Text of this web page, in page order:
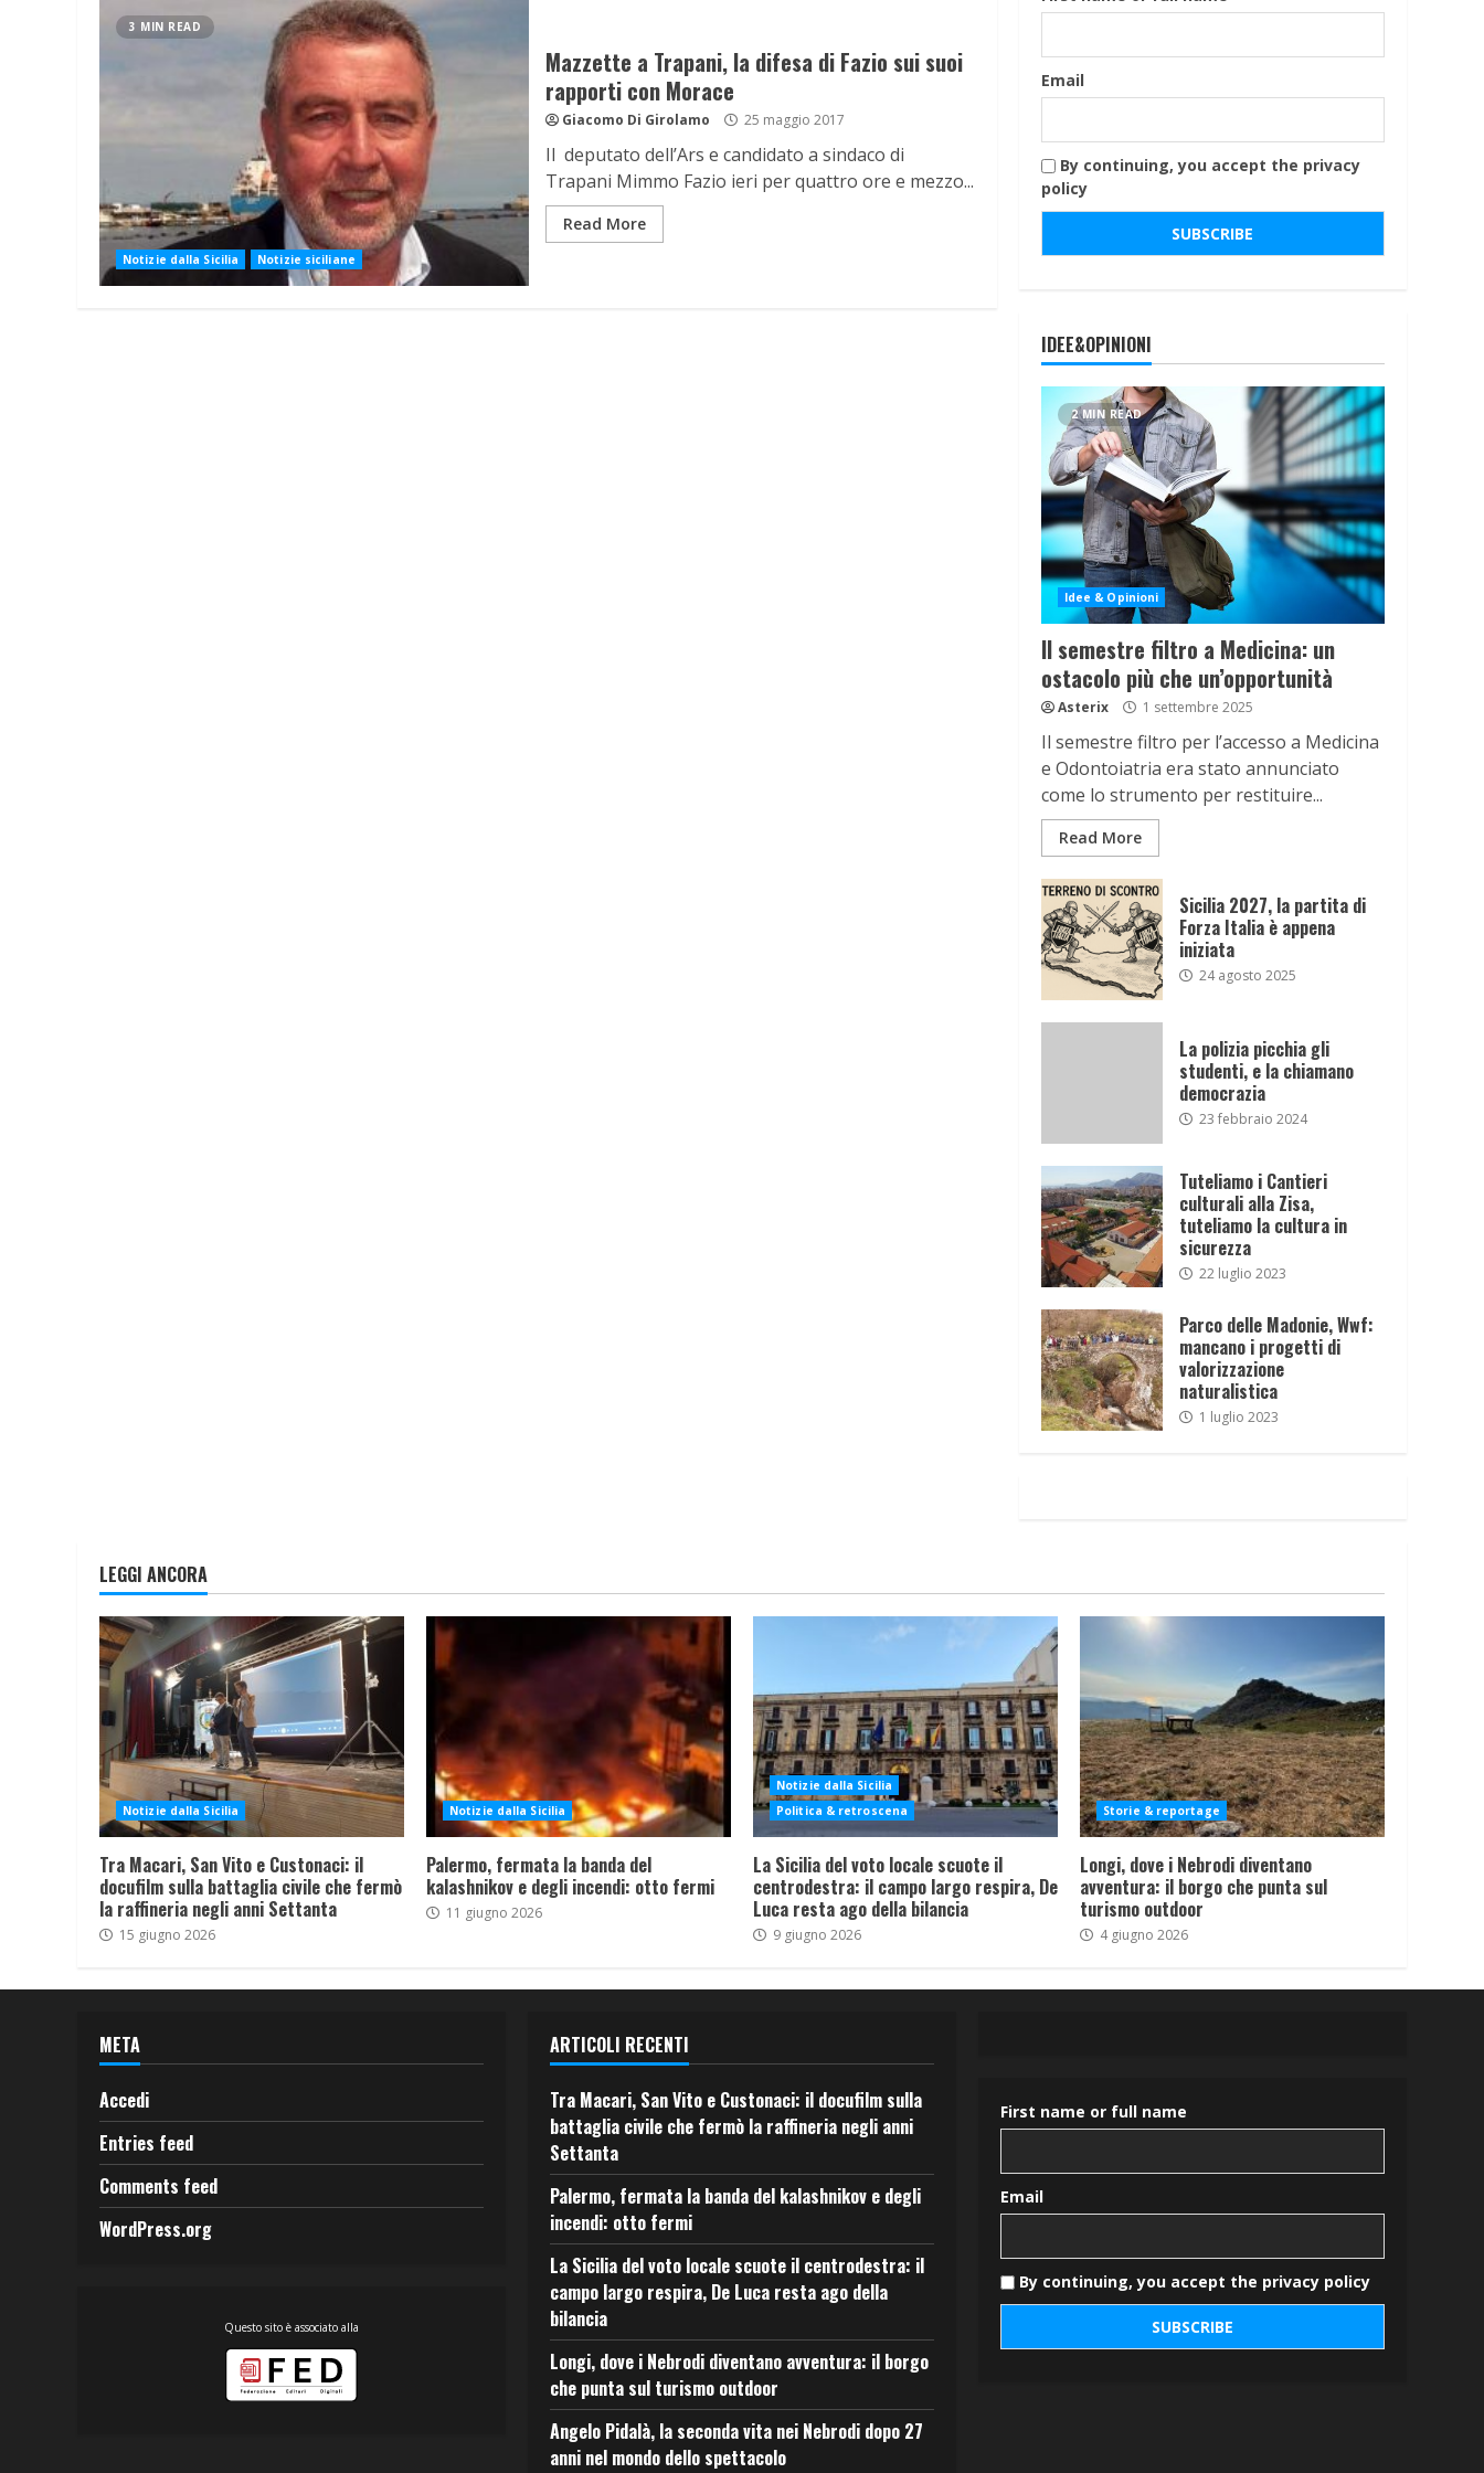
3 MIN READ
Notizie dalla Sicilia Notizie siciliane
Mazzette a Trapani, la difesa di Fazio sui suoi
rapporti con Morace
Giacomo Di Girolamo 25 maggio 2017
Il deputato dell’Ars e candidato a sindaco di
Trapani Mimmo Fazio ieri per quattro ore e mezzo...
Read More
Email
By continuing, you accept the privacy
policy
IDEE&OPINIONI
2 MIN READ
Idee & Opinioni
Il semestre filtro a Medicina: un
ostacolo più che un’opportunità
Asterix 1 settembre 2025
Il semestre filtro per l’accesso a Medicina
e Odontoiatria era stato annunciato
come lo strumento per restituire...
Read More
Sicilia 2027, la partita di
Forza Italia è appena
iniziata
24 agosto 2025
La polizia picchia gli
studenti, e la chiamano
democrazia
23 febbraio 2024
Tuteliamo i Cantieri
culturali alla Zisa,
tuteliamo la cultura in
sicurezza
22 luglio 2023
Parco delle Madonie, Wwf:
mancano i progetti di
valorizzazione
naturalistica
1 luglio 2023
LEGGI ANCORA
Notizie dalla Sicilia
Tra Macari, San Vito e Custonaci: il
docufilm sulla battaglia civile che fermò
la raffineria negli anni Settanta
15 giugno 2026
Notizie dalla Sicilia
Palermo, fermata la banda del
kalashnikov e degli incendi: otto fermi
11 giugno 2026
Notizie dalla Sicilia
Politica & retroscena
La Sicilia del voto locale scuote il
centrodestra: il campo largo respira, De
Luca resta ago della bilancia
9 giugno 2026
Storie & reportage
Longi, dove i Nebrodi diventano
avventura: il borgo che punta sul
turismo outdoor
4 giugno 2026
META
Accedi
Entries feed
Comments feed
WordPress.org
Questo sito è associato alla
ARTICOLI RECENTI
Tra Macari, San Vito e Custonaci: il docufilm sulla
battaglia civile che fermò la raffineria negli anni
Settanta
Palermo, fermata la banda del kalashnikov e degli
incendi: otto fermi
La Sicilia del voto locale scuote il centrodestra: il
campo largo respira, De Luca resta ago della
bilancia
Longi, dove i Nebrodi diventano avventura: il borgo
che punta sul turismo outdoor
Angelo Pidalà, la seconda vita nei Nebrodi dopo 27
anni nel mondo dello spettacolo
First name or full name
Email
By continuing, you accept the privacy policy